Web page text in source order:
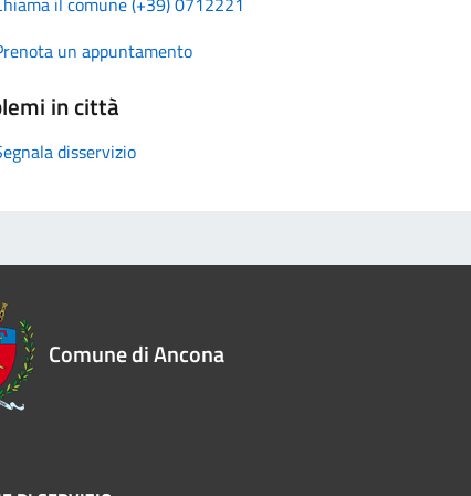
un appuntamento
in città
disservizio
Comune di Ancona